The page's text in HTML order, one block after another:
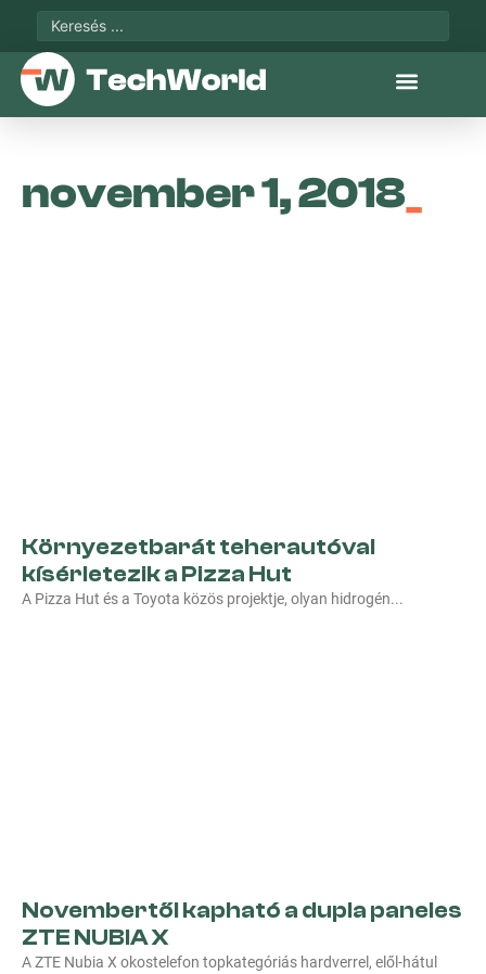
november 1, 2018
Környezetbarát teherautóval
kísérletezik a Pizza Hut
A Pizza Hut és a Toyota közös projektje, olyan hidrogén
Novembertől kapható a dupla paneles
ZTE NUBIA X
A ZTE Nubia X okostelefon topkategóriás hardverrel, elől-hátul